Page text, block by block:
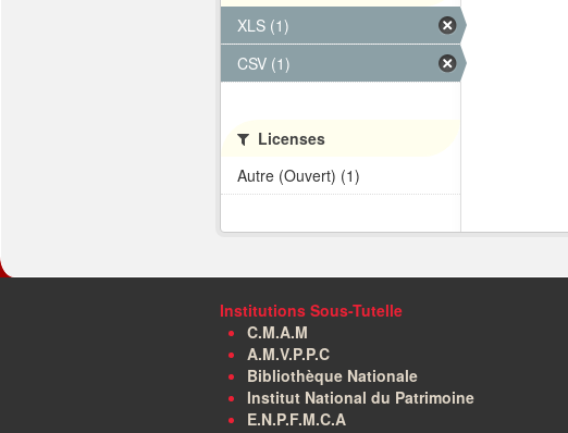
XLS (1)
CSV (1)
Licenses
Autre (Ouvert) (1)
Institutions Sous-Tutelle
C.M.A.M
A.M.V.P.P.C
Bibliothèque Nationale
Institut National du Patrimoine
E.N.P.F.M.C.A